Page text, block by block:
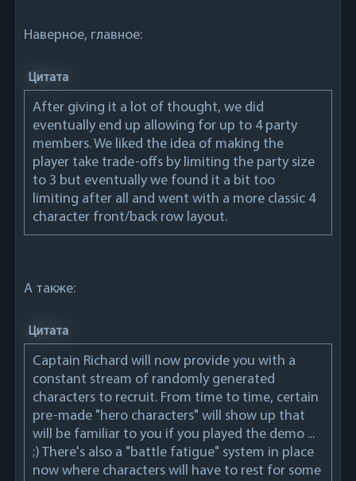
Наверное, главное:
Цитата
After giving it a lot of thought, we did
eventually end up allowing for up to 4 party
members. We liked the idea of making the
player take trade-offs by limiting the party size
to 3 but eventually we found it a bit too
limiting after all and went with a more classic 4
character front/back row layout.
А также:
Цитата
Captain Richard will now provide you with a
constant stream of randomly generated
characters to recruit. From time to time, certain
pre-made "hero characters" will show up that
will be familiar to you if you played the demo ...
;) There's also a "battle fatigue" system in place
now where characters will have to rest for some